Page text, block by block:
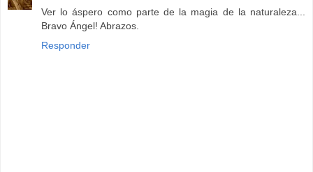
Ver lo áspero como parte de la magia de la naturaleza...
Bravo Ángel! Abrazos.
Responder